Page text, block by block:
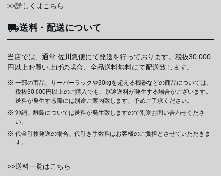
>>詳しくはこちら
送料・配送について
当店では、通常 佐川急便にて発送を行っております。税抜30,000
円以上お買い上げの場合、全品送料無料にて配送致します。
一部の商品、サーバーラックや30kgを超える機器などの商品については、
税抜30,000円以上のご購入でも、別途送料が発生する場合がございます。
送料が発生する際には別途ご案内致します、予めご了承ください。
沖縄、離島については送料が発生致しますので別途お問い合わせくださ
い。
代金引換発送の場合、代引き手数料はお客様のご負担とさせていただきま
す。
>>送料一覧はこちら